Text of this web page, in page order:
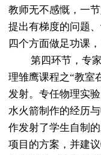
教师无不感慨，一
提出有梯度的问题
四个方面做足功课
第四环节，专
理雏鹰课程之“教室
发射。专任物理实
水火箭制作的经历
作发射了学生自制
项目的方案，并建